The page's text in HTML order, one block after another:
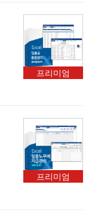
프리미엄
프리미엄